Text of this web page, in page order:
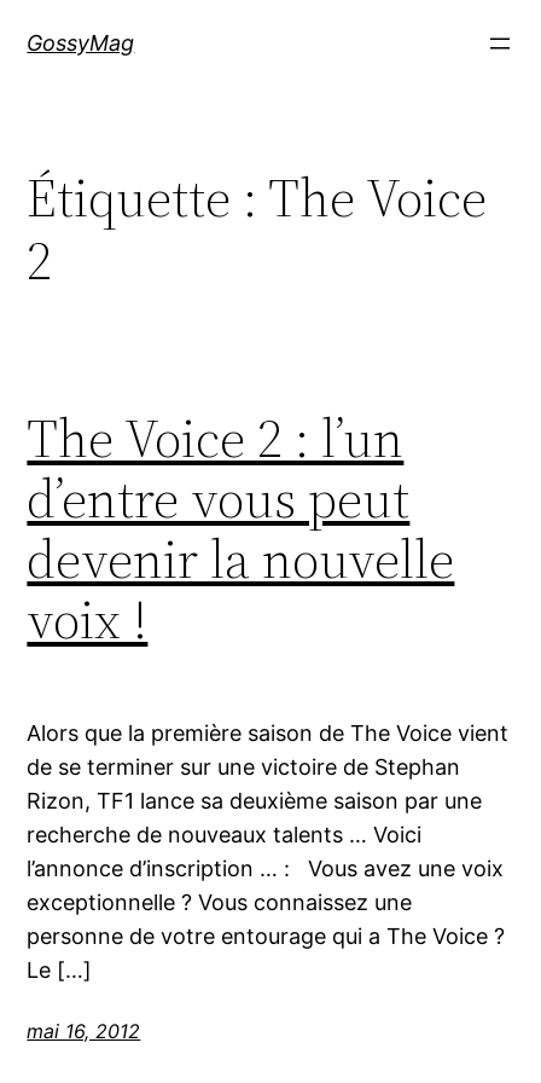
GossyMag
Étiquette : The Voice
2
The Voice 2 : l’un
d’entre vous peut
devenir la nouvelle
voix !
Alors que la première saison de The Voice vient
de se terminer sur une victoire de Stephan
Rizon, TF1 lance sa deuxième saison par une
recherche de nouveaux talents … Voici
l’annonce d’inscription … : Vous avez une voix
exceptionnelle ? Vous connaissez une
personne de votre entourage qui a The Voice ?
Le […]
mai 16, 2012